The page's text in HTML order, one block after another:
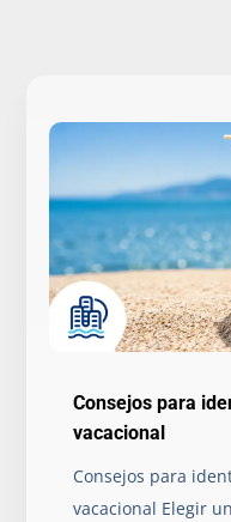
Consejos para
vacacional
Consejos para
vacacional Elegir